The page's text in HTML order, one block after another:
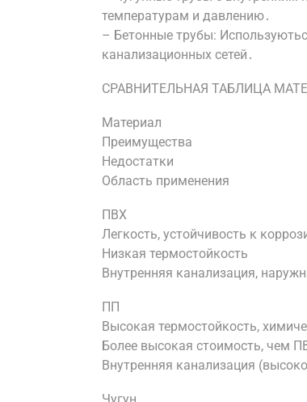
температурам и давлению․
– Бетонные трубы:
канализационных сетей․
СРАВНИТЕЛЬНАЯ ТАБЛИЦА
Материал
Преимущества
Недостатки
Область применения
ПВХ
Легкость, устойчивость к
Низкая термостойкость
Внутренняя канализация,
ПП
Высокая термостойкость,
Более высокая стоимость, чем
Внутренняя канализация